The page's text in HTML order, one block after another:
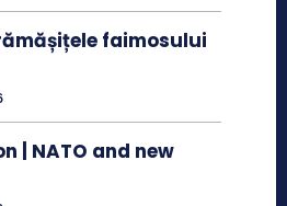
faimosului
| NATO and new